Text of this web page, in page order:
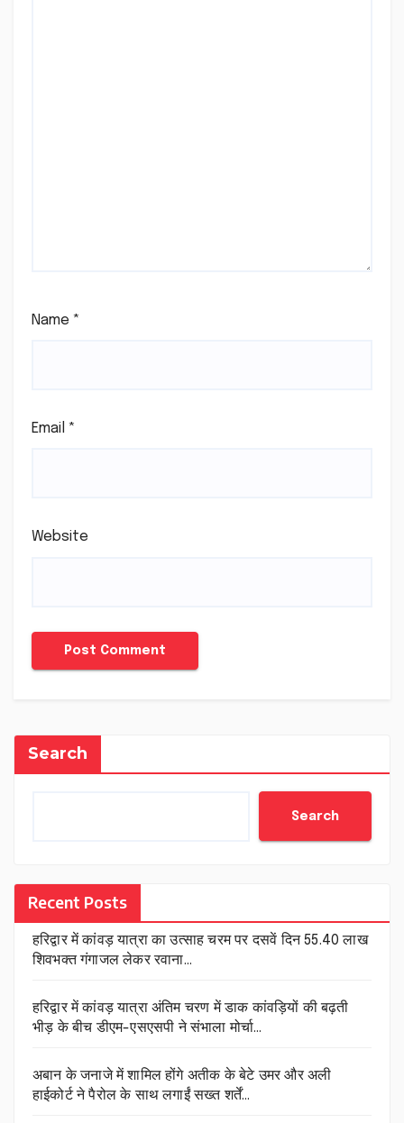
Name *
Email *
Website
Search
Search
Recent Posts
हरिद्वार में कांवड़ यात्रा का उत्साह चरम पर दसवें दिन 55.40 लाख
शिवभक्त गंगाजल लेकर रवाना…
हरिद्वार में कांवड़ यात्रा अंतिम चरण में डाक कांवड़ियों की बढ़ती
भीड़ के बीच डीएम-एसएसपी ने संभाला मोर्चा…
अबान के जनाजे में शामिल होंगे अतीक के बेटे उमर और अली
हाईकोर्ट ने पैरोल के साथ लगाईं सख्त शर्तें…